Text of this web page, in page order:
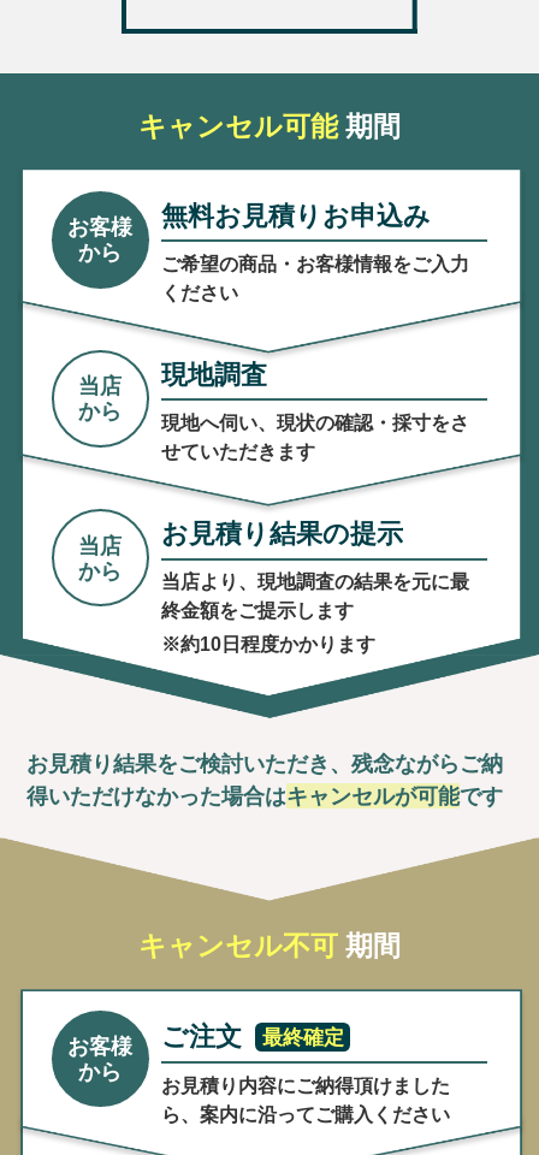
キャンセル可能期間
無料お見積りお申込み
ご希望の商品・お客様情報をご入力
ください
お客様
から
現地調査
現地へ伺い、現状の確認・採寸をさ
せていただきます
当店
から
お見積り結果の提示
当店より、現地調査の結果を元に最
終金額をご提示します
※約10日程度かかります
当店
から
お見積り結果をご検討いただき、残念ながらご納
得いただけなかった場合はキャンセルが可能です
キャンセル不可 期間
ご注文 最終確定
お見積り内容にご納得頂けました
ら、案内に沿ってご購入ください
お客様
から